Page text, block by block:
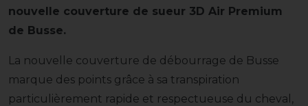
nouvelle couverture de sueur 3D Air Premium
de Busse.
La nouvelle couverture de débourrage de Busse
marque des points grâce à sa transpiration
particulièrement rapide et respectueuse du cheval,